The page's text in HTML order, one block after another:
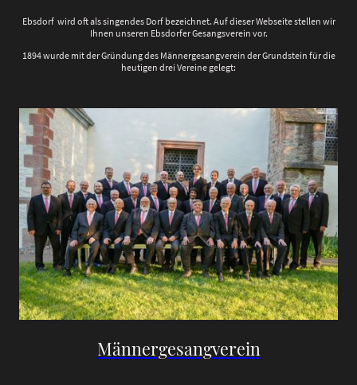
Ebsdorf wird oft als singendes Dorf bezeichnet. Auf dieser Webseite stellen wir
Ihnen unseren Ebsdorfer Gesangsverein vor.
1894 wurde mit der Gründung des Männergesangverein der Grundstein für die
heutigen drei Vereine gelegt:
Männergesangverein